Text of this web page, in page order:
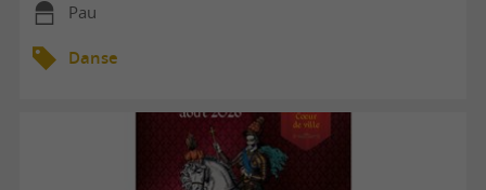
Pau
Danse